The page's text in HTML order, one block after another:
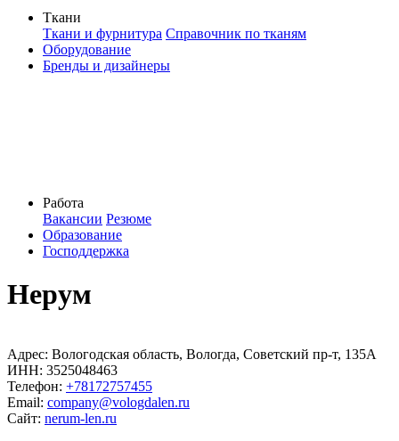
Ткани
Ткани и фурнитура Справочник по тканям
Оборудование
Бренды и дизайнеры
Работа
Вакансии Резюме
Образование
Господдержка
Нерум
Адрес: Вологодская область, Вологда, Советский пр-т, 135А
ИНН: 3525048463
Телефон: +78172757455
Email: company@vologdalen.ru
Сайт: nerum-len.ru